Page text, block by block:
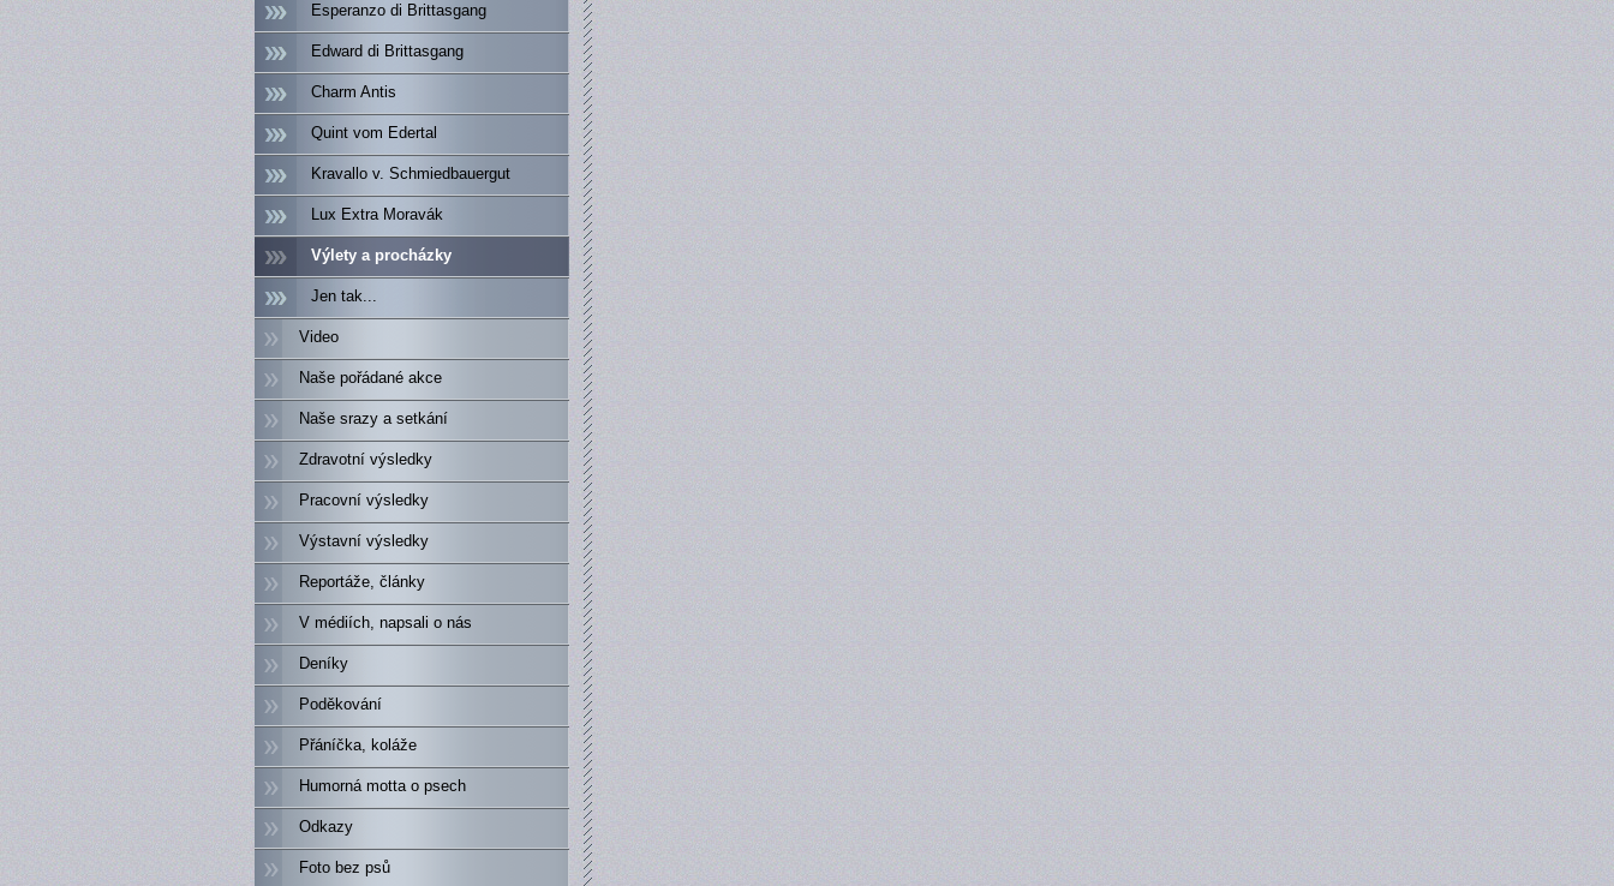
Esperanzo di Brittasgang
Edward di Brittasgang
Charm Antis
Quint vom Edertal
Kravallo v. Schmiedbauergut
Lux Extra Moravák
Výlety a procházky
Jen tak...
Video
Naše pořádané akce
Naše srazy a setkání
Zdravotní výsledky
Pracovní výsledky
Výstavní výsledky
Reportáže, články
V médiích, napsali o nás
Deníky
Poděkování
Přáníčka, koláže
Humorná motta o psech
Odkazy
Foto bez psů